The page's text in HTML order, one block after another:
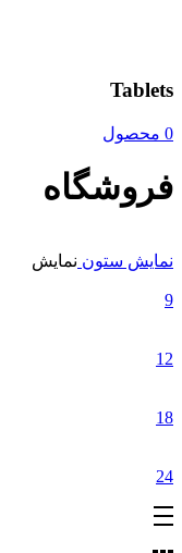
Tablets
0 محصول
فروشگاه
نمایش ستون نمایش
9
12
18
24